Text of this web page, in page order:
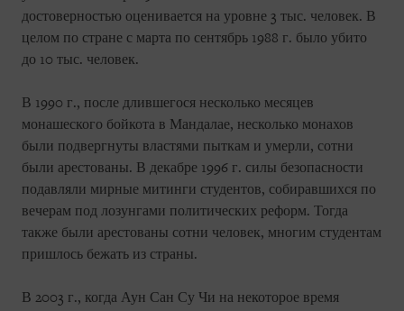
достоверностью оценивается на уровне 3 тыс. человек. В
целом по стране с марта по сентябрь 1988 г. было убито
до 10 тыс. человек.
В 1990 г., после длившегося несколько месяцев
монашеского бойкота в Мандалае, несколько монахов
были подвергнуты властями пыткам и умерли, сотни
были арестованы. В декабре 1996 г. силы безопасности
подавляли мирные митинги студентов, собиравшихся по
вечерам под лозунгами политических реформ. Тогда
также были арестованы сотни человек, многим студентам
пришлось бежать из страны.
В 2003 г., когда Аун Сан Су Чи на некоторое время